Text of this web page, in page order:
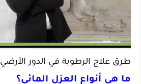
طرق علاج الرطوبة في الدور الأرضي
ما هي أنواع العزل المائي؟